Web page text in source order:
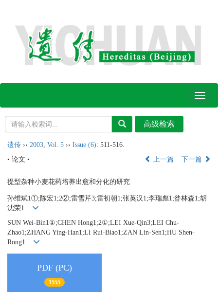
Toggle
遗传 ›› 2003 Vol. 5 ›› Issue (6): 511-516.
• 论文 •
上一篇 下一篇
提型杂种小麦花药培养出愈和分化的研究
孙维斌1①;陈宏1;2②;雷雪芹3;雷初朝1;张英汉1;李瑞彪1;昝林森1;胡
沈荣1
SUN Wei-Bin1①;CHEN Hong1;2①;LEI Xue-Qin3;LEI Chu-
Zhao1;ZHANG Ying-Han1;LI Rui-Biao1;ZAN Lin-Sen1;HU Shen-
Rong1
PDF (PC)
1555